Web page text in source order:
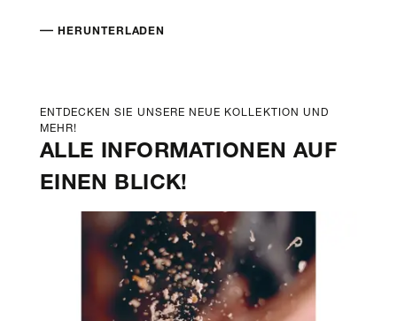
HERUNTERLADEN
ENTDECKEN SIE UNSERE NEUE KOLLEKTION UND
MEHR!
ALLE INFORMATIONEN AUF
EINEN BLICK!